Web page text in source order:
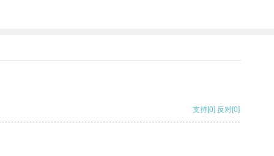
支持[0] 反对[0]